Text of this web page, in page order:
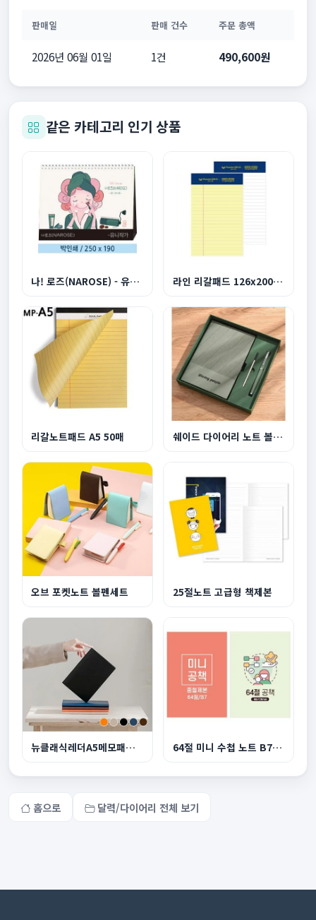
판매일 판매 건수 주문 총액
2026년 06월 01일 1건 490,600원
같은 카테고리 인기 상품
나! 로즈(NAROSE) - 유니작가 탁상카렌다 라인 리갈패드 126x200mm 박인쇄
리갈노트패드 A5 50매 쉐이드 다이어리 노트 볼펜 세트
오브 포켓노트 볼펜세트 25절노트 고급형 책제본
뉴클래식레더A5메모패드 기본형 64절 미니 수첩 노트 B7 중철제본
홈으로 달력/다이어리 전체 보기